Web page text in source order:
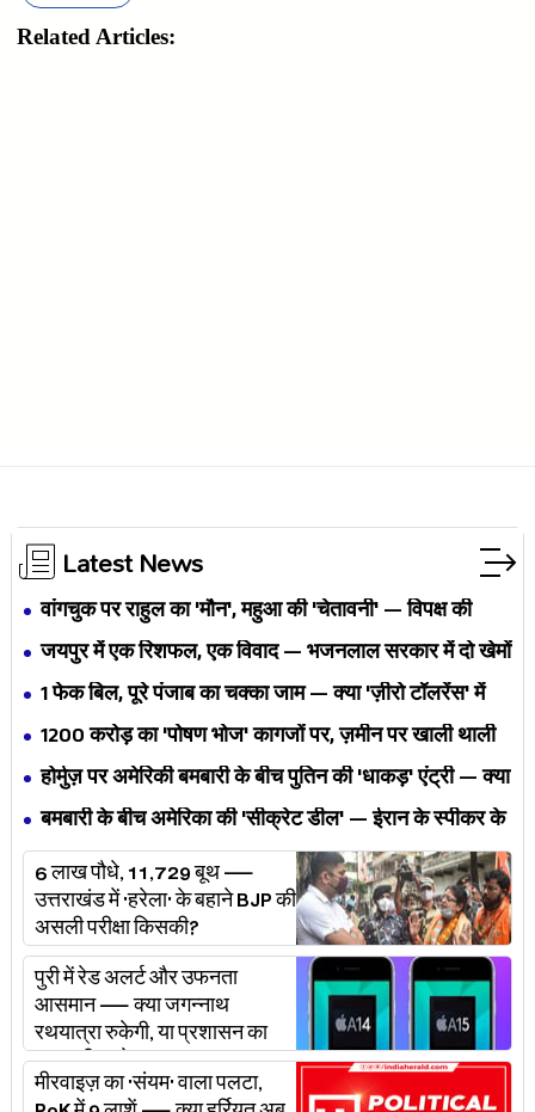
Related Articles:
Latest News
वांगचुक पर राहुल का 'मौन', महुआ की 'चेतावनी' — विपक्ष की
एकता BJP का नैरेटिव बदलने से पहले बिखर रही है?
जयपुर में एक रिशफल, एक विवाद — भजनलाल सरकार में दो खेमों
की जंग अब छुपेगी कैसे?
1 फेक बिल, पूरे पंजाब का चक्का जाम — क्या 'ज़ीरो टॉलरेंस' में
अपनी ही यूनियनों से घिर गए भगवंत मान?
₹1200 करोड़ का 'पोषण भोज' कागजों पर, ज़मीन पर खाली थाली
— MP के बच्चों का निवाला कौन निगल रहा है?
होर्मुज़ पर अमेरिकी बमबारी के बीच पुतिन की 'धाकड़' एंट्री — क्या
ट्रंप-ईरान की जंग अब महायुद्ध बनेगी?
बमबारी के बीच अमेरिका की 'सीक्रेट डील' — ईरान के स्पीकर के
खुलासे ने असली खेल बेनक़ाब किया?
6 लाख पौधे, 11,729 बूथ —
उत्तराखंड में 'हरेला' के बहाने BJP की
असली परीक्षा किसकी?
पुरी में रेड अलर्ट और उफनता
आसमान — क्या जगन्नाथ
रथयात्रा रुकेगी, या प्रशासन का
'प्लान बी' चलेगा?
मीरवाइज़ का 'संयम' वाला पलटा,